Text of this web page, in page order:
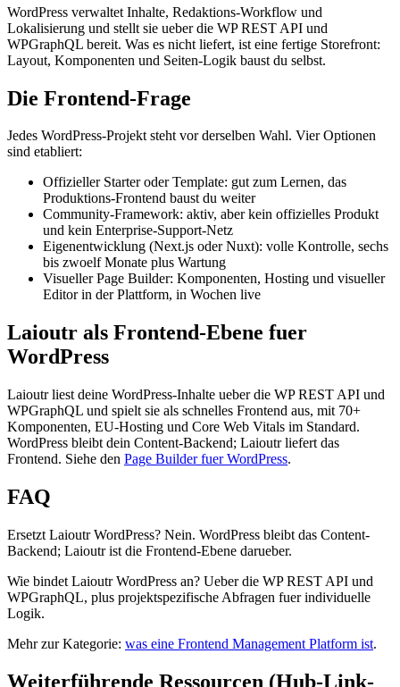
WordPress verwaltet Inhalte, Redaktions-Workflow und
Lokalisierung und stellt sie ueber die WP REST API und
WPGraphQL bereit. Was es nicht liefert, ist eine fertige Storefront:
Layout, Komponenten und Seiten-Logik baust du selbst.
Die Frontend-Frage
Jedes WordPress-Projekt steht vor derselben Wahl. Vier Optionen
sind etabliert:
Offizieller Starter oder Template: gut zum Lernen, das
Produktions-Frontend baust du weiter
Community-Framework: aktiv, aber kein offizielles Produkt
und kein Enterprise-Support-Netz
Eigenentwicklung (Next.js oder Nuxt): volle Kontrolle, sechs
bis zwoelf Monate plus Wartung
Visueller Page Builder: Komponenten, Hosting und visueller
Editor in der Plattform, in Wochen live
Laioutr als Frontend-Ebene fuer
WordPress
Laioutr liest deine WordPress-Inhalte ueber die WP REST API und
WPGraphQL und spielt sie als schnelles Frontend aus, mit 70+
Komponenten, EU-Hosting und Core Web Vitals im Standard.
WordPress bleibt dein Content-Backend; Laioutr liefert das
Frontend. Siehe den Page Builder fuer WordPress.
FAQ
Ersetzt Laioutr WordPress? Nein. WordPress bleibt das Content-
Backend; Laioutr ist die Frontend-Ebene darueber.
Wie bindet Laioutr WordPress an? Ueber die WP REST API und
WPGraphQL, plus projektspezifische Abfragen fuer individuelle
Logik.
Mehr zur Kategorie: was eine Frontend Management Platform ist.
Weiterführende Ressourcen (Hub-Link-